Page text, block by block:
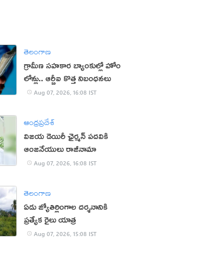
తెలంగాణ
గ్రామీణ సహకార బ్యాంకుల్లో హోం
లోన్లు.. ఆర్బీఐ కొత్త నిబంధనలు
Aug 07, 2026, 16:08 IST
ఆంధ్రప్రదేశ్
విజయ డెయిరీ ఛైర్మన్ పదవికి
ఆంజనేయులు రాజీనామా
Aug 07, 2026, 16:08 IST
తెలంగాణ
ఏడు జ్యోతిర్లింగాల దర్శనానికి
ప్రత్యేక రైలు యాత్ర
Aug 07, 2026, 15:08 IST